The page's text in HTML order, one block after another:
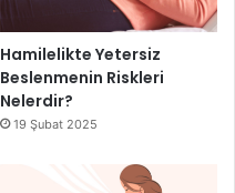
Hamilelikte Yetersiz
Beslenmenin Riskleri
Nelerdir?
19 Şubat 2025